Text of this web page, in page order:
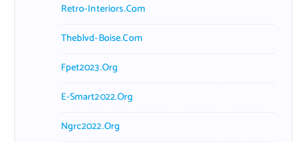
Retro-Interiors.com
Theblvd-Boise.com
Fpet2023.org
E-Smart2022.org
Ngrc2022.org